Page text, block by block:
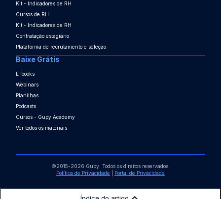
Kit - Indicadores de RH
Cursos de RH
Kit - Indicadores de RH
Contratação estagiário
Plataforma de recrutamento e seleção
Baixe Grátis
E-books
Webinars
Planilhas
Podcasts
Cursos - Gupy Academy
Ver todos os materiais
©2015-2026 Gupy. Todos os direitos reservados.
Política de Privacidade
Portal de Privacidade